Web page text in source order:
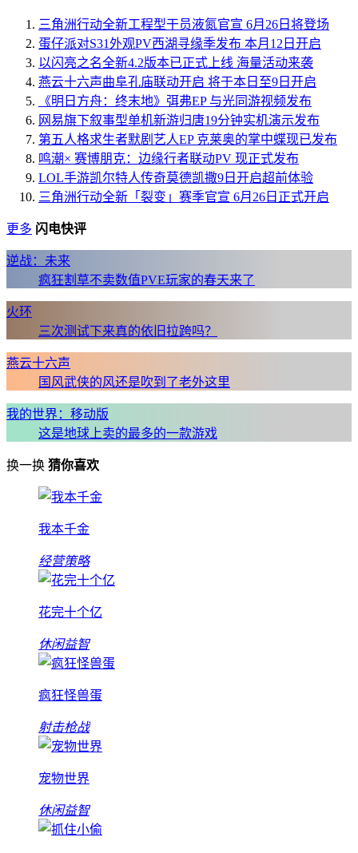
三角洲行动全新工程型干员液氮官宣 6月26日将登场
蛋仔派对S31外观PV西湖寻缘季发布 本月12日开启
以闪亮之名全新4.2版本已正式上线 海量活动来袭
燕云十六声曲阜孔庙联动开启 将于本日至9日开启
《明日方舟：终末地》弭弗EP 与光同游视频发布
网易旗下叙事型单机新游归唐19分钟实机演示发布
第五人格求生者默剧艺人EP 克莱奥的掌中蝶现已发布
鸣潮× 赛博朋克：边缘行者联动PV 现正式发布
LOL手游凯尔特人传奇莫德凯撒9日开启超前体验
三角洲行动全新「裂变」赛季官宣 6月26日正式开启
更多 闪电快评
逆战：未来
疯狂割草不卖数值PVE玩家的春天来了
火环
三次测试下来真的依旧拉跨吗？
燕云十六声
国风武侠的风还是吹到了老外这里
我的世界：移动版
这是地球上卖的最多的一款游戏
换一换 猜你喜欢
我本千金
经营策略
花完十个亿
休闲益智
疯狂怪兽蛋
射击枪战
宠物世界
休闲益智